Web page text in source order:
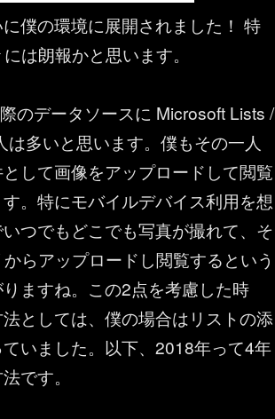
僕の環境に展開されました！ 特
は朗報かと思います。
のデータソースに Microsoft Lists /
多いと思います。僕もその一人
して画像をアップロードして閲覧
。特にモバイルデバイス利用を想
つでもどこでも写真が撮れて、そ
らアップロードし閲覧するという
ますね。この2点を考慮した時
としては、僕の場合はリストの添
いました。以下、2018年って4年
です。